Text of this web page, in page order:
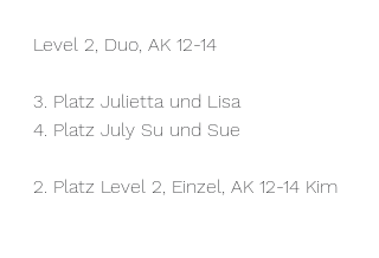
Level 2, Duo, AK 12-14
3. Platz Julietta und Lisa
4. Platz July Su und Sue
2. Platz Level 2, Einzel, AK 12-14 Kim